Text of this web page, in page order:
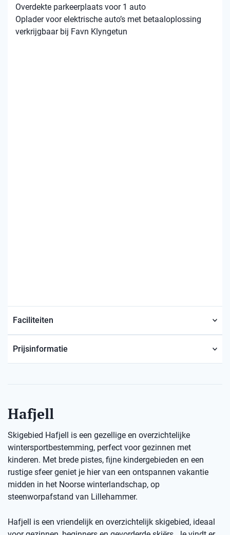
Overdekte parkeerplaats voor 1 auto
Oplader voor elektrische auto’s met betaaloplossing
verkrijgbaar bij Favn Klyngetun
Faciliteiten
Prijsinformatie
Hafjell
Skigebied Hafjell is een gezellige en overzichtelijke
wintersportbestemming, perfect voor gezinnen met
kinderen. Met brede pistes, fijne kindergebieden en een
rustige sfeer geniet je hier van een ontspannen vakantie
midden in het Noorse winterlandschap, op
steenworpafstand van Lillehammer.
Hafjell is een vriendelijk en overzichtelijk skigebied, ideaal